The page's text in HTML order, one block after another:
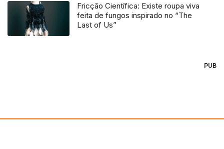
Fricção Científica: Existe roupa viva
feita de fungos inspirado no “The
Last of Us”
PUB